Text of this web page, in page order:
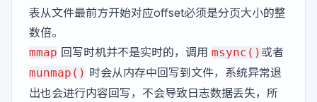
表从文件最前方开始对应offset必须是分页大小的整
数倍。
mmap 回写时机并不是实时的，调用 msync() 或者
munmap() 时会从内存中回写到文件，系统异常退
出也会进行内容回写，不会导致日志数据丢失，所